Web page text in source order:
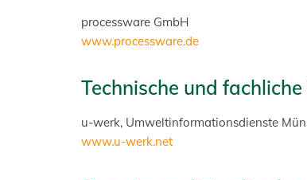
processware GmbH
www.processware.de
Technische und
u-werk, Umweltinformationsdienste
www.u-werk.net